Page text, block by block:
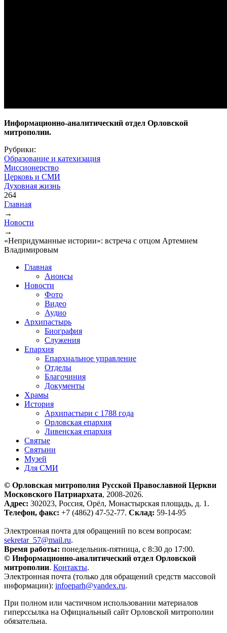
Информационно-аналитический отдел Орловской
митрополии.
Рубрики:
Образование и катехизация
Миссионерство
Церковь и СМИ
Духовная жизнь
264
Вы здесь
Главная
→
Новости
→
«Непридуманные истории»: встреча с отцом Артемием
Владимировым
Главная
Анонсы
Новости
Фото
Видео
Аудио
Архипастырь
Биография
Служения
Епархия
Епархиальное управление
Отделы
Благочиния
Документы
Храмы
История
Архипастыри с 1788 года
Орловская епархия
Ливенская епархия
Святые
Святыни
Музей
Для СМИ
© Орловская митрополия Русской Православной Церкви
Московского Патриархата, 2008-2026.
Адрес: 302023, Россия, Орёл, Монастырская площадь, д. 1.
Телефон, факс: +7 (4862) 47-52-77. Склад: 59-14-95
Электронная почта для обращений по всем вопросам:
sekretar_57@mail.ru.
Время работы: понедельник-пятница, с 8:30 до 17:00.
© Информационно-аналитический отдел Орловской
митрополии. Контакты.
Электронная почта (только для обращений средств массовой
информации): infoeparh@yandex.ru.
При полном или частичном использовании материалов
гиперссылка на Официальный сайт Орловской митрополии
обязательна.